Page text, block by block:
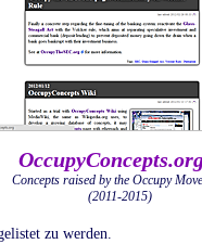
Concepts raised by the Occupy
(2011-2015)
zu werden.